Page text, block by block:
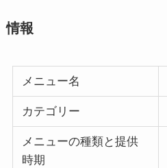
情報
メニュー名
カテゴリー
メニューの種類と提供
時期